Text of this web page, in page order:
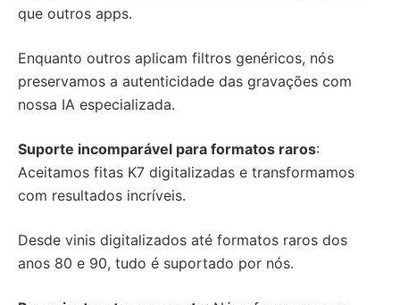
que outros apps.
Enquanto outros aplicam filtros genéricos, nós
preservamos a autenticidade das gravações com
nossa IA especializada.
Suporte incomparável para formatos raros:
Aceitamos fitas K7 digitalizadas e transformamos
com resultados incríveis.
Desde vinis digitalizados até formatos raros dos
anos 80 e 90, tudo é suportado por nós.